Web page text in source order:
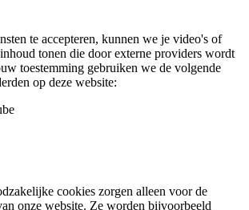
te accepteren, kunnen we je video's of
tonen die door externe providers wordt
toestemming gebruiken we de volgende
op deze website:
cookies zorgen alleen voor de
onze website. Ze worden bijvoorbeeld